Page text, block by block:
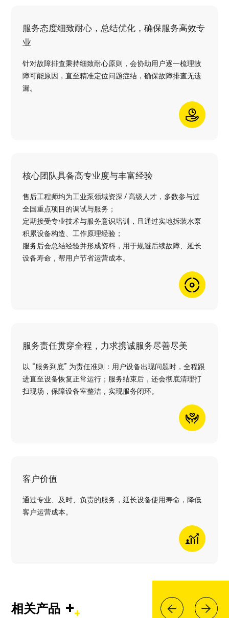
服务态度细致耐心，总结优化，确保服务高效专
业
针对故障排查秉持细致耐心原则，会协助用户逐一梳理故
障可能原因，直至精准定位问题症结，确保故障排查无遗
漏。
核心团队具备高专业度与丰富经验
售后工程师均为工业泵领域资深 / 高级人才，多数参与过
全国重点项目的调试与服务；
定期接受专业技术与服务意识培训，且通过实地拆装水泵
积累设备构造、工作原理经验；
服务后会总结经验并形成资料，用于规避后续故障、延长
设备寿命，帮用户节省运营成本。
服务责任贯穿全程，力求携诚服务尽善尽美
以 “服务到底” 为责任准则：用户设备出现问题时，全程跟
进直至设备恢复正常运行；服务结束后，还会彻底清理打
扫现场，保障设备室整洁，实现服务闭环。
客户价值
通过专业、及时、负责的服务，延长设备使用寿命，降低
客户运营成本。
相关产品 +